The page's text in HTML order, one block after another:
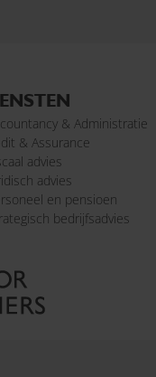
& Administratie
& Assurance
advies
advies
en pensioen
bedrijfsadvies